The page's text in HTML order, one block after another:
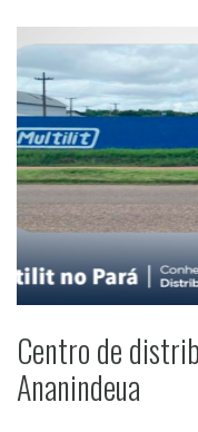
Centro de
Ananindeua